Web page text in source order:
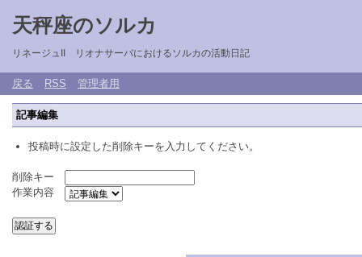
天秤座のソルカ
リネージュII リオナサーバにおけるソルカの活動日記
戻る RSS 管理者用
記事編集
投稿時に設定した削除キーを入力してください。
削除キー
作業内容